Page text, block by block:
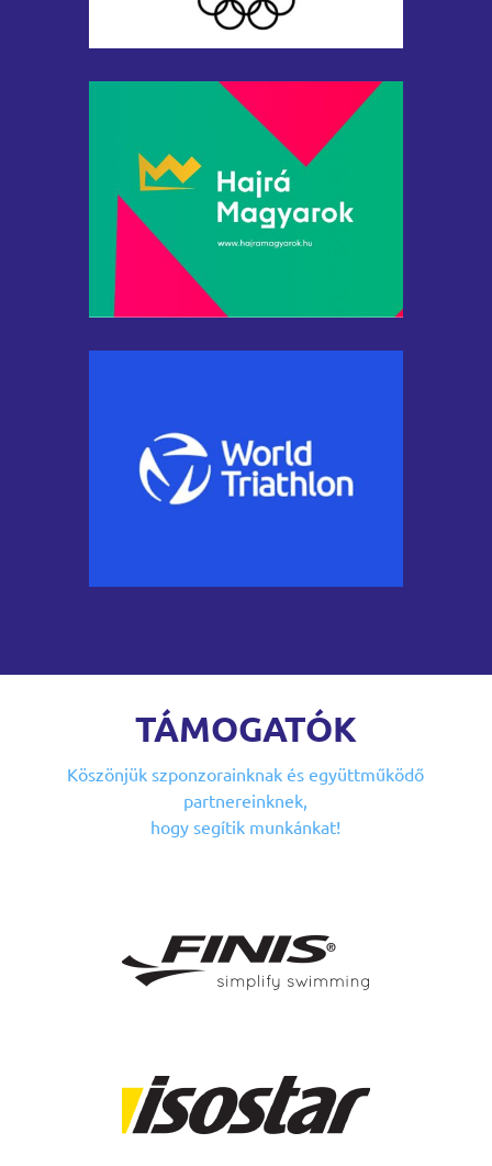
TÁMOGATÓK
Köszönjük szponzorainknakés együttműködő
partnereinknek,
hogy segítik munkánkat!